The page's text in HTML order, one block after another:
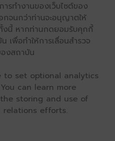
รทำงานของเว็บไซต์ของ
กจนกว่าท่านจะอนุญาตให้
งนี้ หากท่านกดยอมรับคุกกี้
เพื่อทำให้การเลื่อนสำรวจ
องสถาบัน
to set optional analytics
can learn more
storing and use of
efforts.